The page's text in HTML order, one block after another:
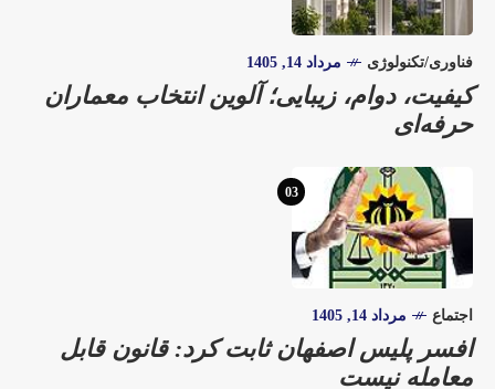
فناوری/تکنولوژی مرداد 14, 1405
کیفیت، دوام، زیبایی؛ آلوین انتخاب معماران
حرفه‌ای
03
اجتماع مرداد 14, 1405
افسر پلیس اصفهان ثابت کرد: قانون قابل
معامله نیست